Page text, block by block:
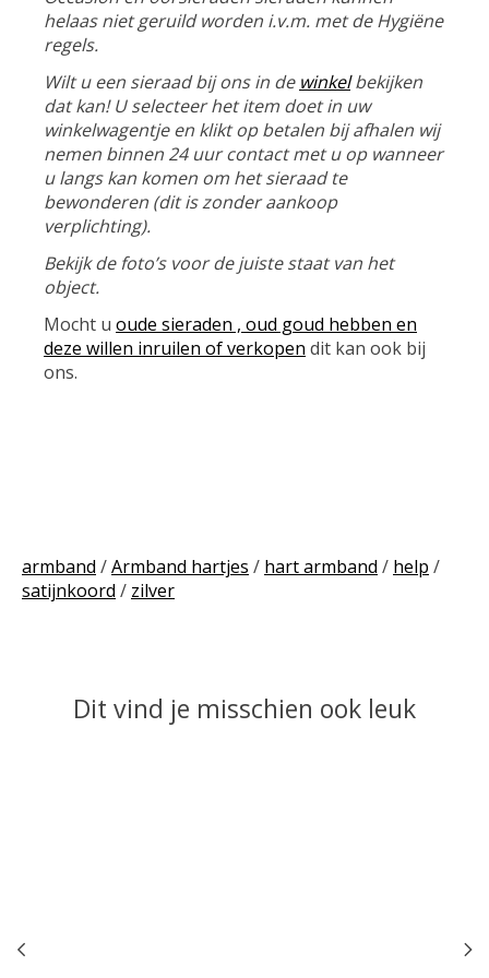
helaas niet geruild worden i.v.m. met de Hygiëne
regels.
Wilt u een sieraad bij ons in de winkelbekijken
dat kan! U selecteer het item doet in uw
winkelwagentje en klikt op betalen bij afhalen wij
nemen binnen 24 uur contact met u op wanneer
u langs kan komen om het sieraad te
bewonderen (dit is zonder aankoop
verplichting).
Bekijk de foto’s voor de juiste staat van het
object.
Mocht u oude sieraden , oud goud hebben en
deze willen inruilen of verkopen dit kan ook bij
ons.
armband /Armband hartjes / hart armband / help /
satijnkoord / zilver
Dit vind je misschien ook leuk